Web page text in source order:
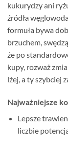
kukurydzy ani
źródła
formuła bywa
brzuchem,
że po
kupy, rozważ
lżej, a ty szybciej
Najważniejsze
Lepsze
liczbie